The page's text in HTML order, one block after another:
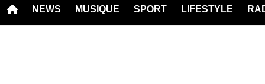
NEWS MUSIQUE SPORT LIFESTYLE